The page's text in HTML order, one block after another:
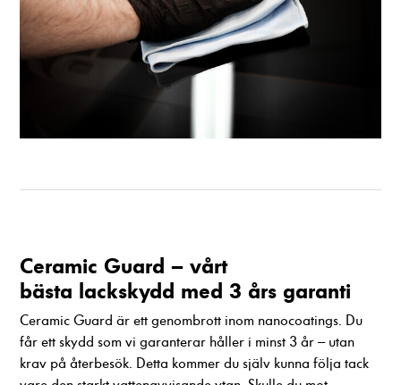
Ceramic Guard – vårt
bästa lackskydd med 3 års garanti
Ceramic Guard är ett genombrott inom nanocoatings. Du
får ett skydd som vi garanterar håller i minst 3 år – utan
krav på återbesök. Detta kommer du själv kunna följa tack
Dessa cookies
går inte att
välja bort. De
behövs för att
ska fungera.
och
baserat på
hur hemsidan
används.